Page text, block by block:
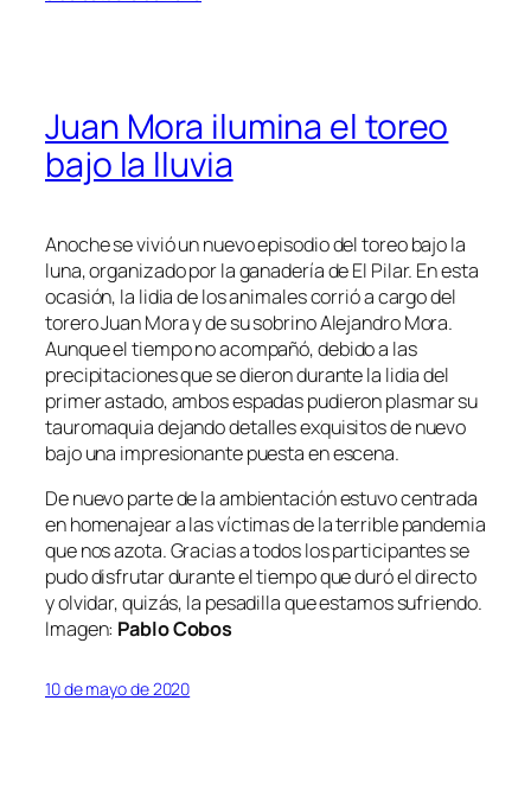
Juan Mora ilumina el toreo
bajo la lluvia
Anoche se vivió un nuevo episodio del toreo bajo la
luna, organizado por la ganadería de El Pilar. En esta
ocasión, la lidia de los animales corrió a cargo del
torero Juan Mora y de su sobrino Alejandro Mora.
Aunque el tiempo no acompañó, debido a las
precipitaciones que se dieron durante la lidia del
primer astado, ambos espadas pudieron plasmar su
tauromaquia dejando detalles exquisitos de nuevo
bajo una impresionante puesta en escena.
De nuevo parte de la ambientación estuvo centrada
en homenajear a las víctimas de la terrible pandemia
que nos azota. Gracias a todos los participantes se
pudo disfrutar durante el tiempo que duró el directo
y olvidar, quizás, la pesadilla que estamos sufriendo.
Imagen: Pablo Cobos
10 de mayo de 2020